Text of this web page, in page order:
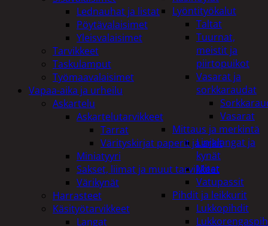
Lyöntityökalut
Taltat
Tuurnat,
meistit ja
piirtopuikot
Vasarat ja
sorkkaraudat
Vasarat
Mittaus ja merkintä
Linjalangat ja
kynät
Mitat
Vatupassit
Pihdit ja leikkurit
Lukkopihdit
Lednauhat ja listat
Pöytävalaisimet
Yleisvalaisimet
Tarvikkeet
Taskulamput
Työmaavalaisimet
Vapaa-aika ja urheilu
Askartelu
Askartelutarvikkeet
Tarrat
Värityskirjat paperit ja arkit
Miniatyyri
Sakset, liimat ja muut tarvikkeet
Värikynät
Harrasteet
Käsityötarvikkeet
Langat